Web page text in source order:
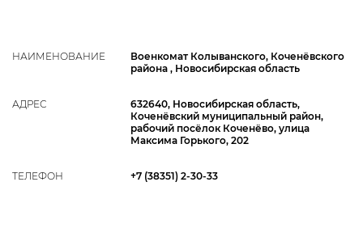
НАИМЕНОВАНИЕ
Военкомат Колыванского, Коченёвского
района , Новосибирская область
АДРЕС
632640, Новосибирская область,
Коченёвский муниципальный район,
рабочий посёлок Коченёво, улица
Максима Горького, 202
ТЕЛЕФОН +7 (38351) 2-30-33